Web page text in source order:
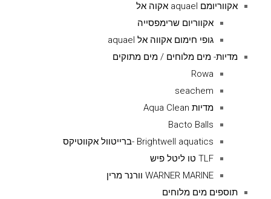
אקווריומם aquael אקוה אל
אקווריום שרימפסייה
גופי חימום אקווה אל aquael
מדיות- מים מלוחים / מים מתוקים
Rowa
seachem
מדיות Aqua Clean
Bacto Balls
Brightwell aquatics -ברייטוול אקווטיקס
TLF טו ליטל פיש
WARNER MARINE וורנר מרין
תוספים מים מלוחים